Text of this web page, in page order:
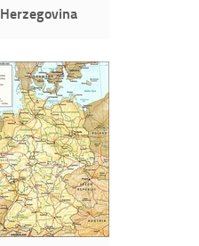
Herzegovina